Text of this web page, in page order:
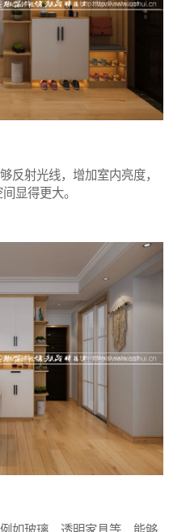
反射光线，增加室内亮度，
显得更大。